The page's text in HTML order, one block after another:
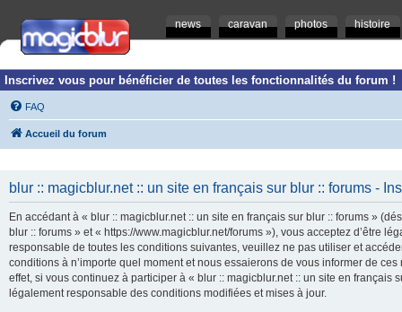
news caravan photos histoire
Inscrivez vous pour bénéficier de toutes les fonctionnalités du forum !
FAQ
Accueil du forum
blur :: magicblur.net :: un site en français sur blur :: forums -
En accédant à « blur :: magicblur.net :: un site en français sur blur :: forums »
blur :: forums » et « https://www.magicblur.net/forums »), vous acceptez d’être
responsable de toutes les conditions suivantes, veuillez ne pas utiliser et
conditions à n’importe quel moment et nous essaierons de vous informer de
effet, si vous continuez à participer à « blur :: magicblur.net :: un site en
légalement responsable des conditions modifiées et mises à jour.